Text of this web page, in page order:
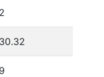
2
30.32
9